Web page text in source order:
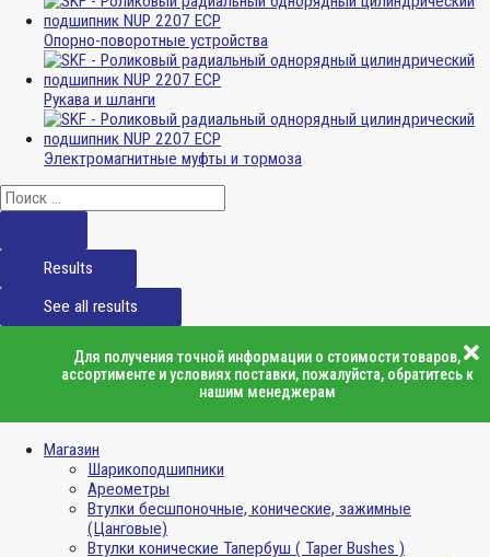
Опорно-поворотные устройства
Рукава и шланги
Электромагнитные муфты и тормоза
Results
See all results
Для получения точной информации о стоимости товаров,
ассортименте и условиях поставки, пожалуйста, обратитесь к
нашим менеджерам
Магазин
Шарикоподшипники
Ареометры
Втулки бесшпоночные, конические, зажимные
(Цанговые)
Втулки конические Тапербуш ( Taper Bushes )